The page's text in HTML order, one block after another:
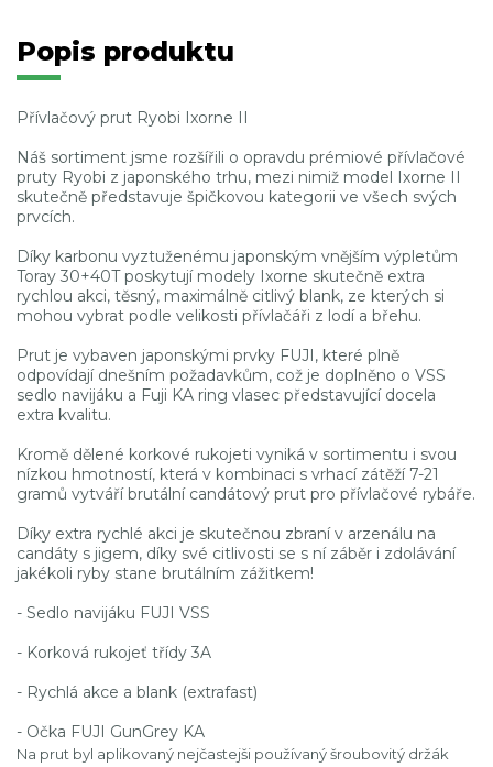
Popis produktu
Přívlačový prut Ryobi Ixorne II
Náš sortiment jsme rozšířili o opravdu prémiové přívlačové
pruty Ryobi z japonského trhu, mezi nimiž model Ixorne II
skutečně představuje špičkovou kategorii ve všech svých
prvcích.
Díky karbonu vyztuženému japonským vnějším výpletům
Toray 30+40T poskytují modely Ixorne skutečně extra
rychlou akci, těsný, maximálně citlivý blank, ze kterých si
mohou vybrat podle velikosti přívlačáři z lodí a břehu.
Prut je vybaven japonskými prvky FUJI, které plně
odpovídají dnešním požadavkům, což je doplněno o VSS
sedlo navijáku a Fuji KA ring vlasec představující docela
extra kvalitu.
Kromě dělené korkové rukojeti vyniká v sortimentu i svou
nízkou hmotností, která v kombinaci s vrhací zátěží 7-21
gramů vytváří brutální candátový prut pro přívlačové rybáře.
Díky extra rychlé akci je skutečnou zbraní v arzenálu na
candáty s jigem, díky své citlivosti se s ní záběr i zdolávání
jakékoli ryby stane brutálním zážitkem!
- Sedlo navijáku FUJI VSS
- Korková rukojeť třídy 3A
- Rychlá akce a blank (extrafast)
- Očka FUJI GunGrey KA
Na prut byl aplikovaný nejčastejši používaný šroubovitý držák